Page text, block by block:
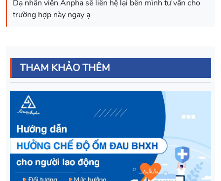
Dạ nhân viên Anpha sẽ liên hệ lại bên mình tư vấn cho
THAM KHẢO THÊM